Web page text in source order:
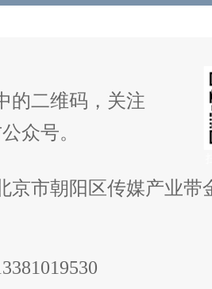
的二维码，关注
众号。
京市朝阳区传媒产业带